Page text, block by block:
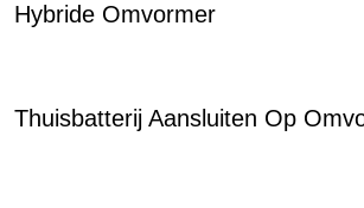
Hybride Omvormer
Thuisbatterij Aansluiten Op